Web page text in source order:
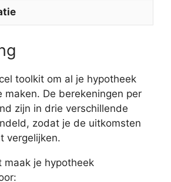
toolkit om al je hypotheek
maken. De berekeningen per
zijn in drie verschillende
zodat je de uitkomsten
vergelijken.
maak je hypotheek